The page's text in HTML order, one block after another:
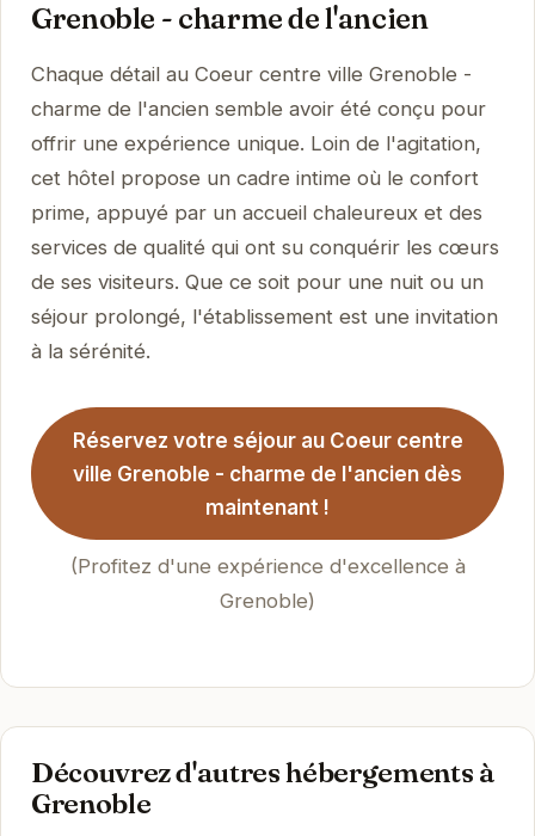
Grenoble - charme de l'ancien
Chaque détail au Coeur centre ville Grenoble -
charme de l'ancien semble avoir été conçu pour
offrir une expérience unique. Loin de l'agitation,
cet hôtel propose un cadre intime où le confort
prime, appuyé par un accueil chaleureux et des
services de qualité qui ont su conquérir les cœurs
de ses visiteurs. Que ce soit pour une nuit ou un
séjour prolongé, l'établissement est une invitation
à la sérénité.
Réservez votre séjour au Coeur centre
ville Grenoble - charme de l'ancien dès
maintenant !
(Profitez d'une expérience d'excellence à
Grenoble)
Découvrez d'autres hébergements à
Grenoble